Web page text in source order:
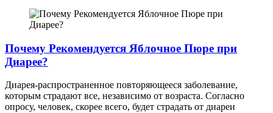
Почему Рекомендуется Яблочное Пюре при
Диарее?
Диарея-распространенное повторяющееся заболевание,
которым страдают все, независимо от возраста. Согласно
опросу, человек, скорее всего, будет страдать от диареи